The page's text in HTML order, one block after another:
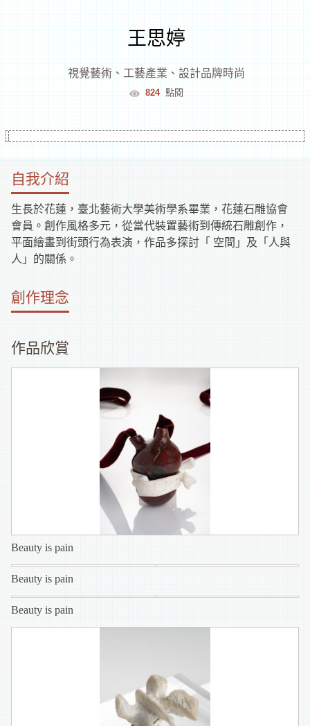
遊
花
蓮文
化
體
驗
逛
市
補
王思婷
視覺藝術 、 工藝產業 、 設計品牌時尚
824 點閱
自我介紹
生長於花蓮，臺北藝術大學美術學系畢業，花蓮石雕協會
會員。創作風格多元，從當代裝置藝術到傳統石雕創作，
平面繪畫到街頭行為表演，作品多探討「 空間」及「人與
人」的關係。
創作理念
作品欣賞
Beauty is pain
Beauty is pain